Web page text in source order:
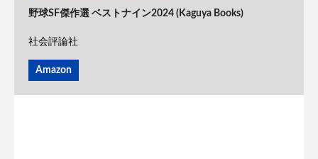
野球SF傑作選 ベストナイン2024 (Kaguya Books)
社会評論社
Amazon